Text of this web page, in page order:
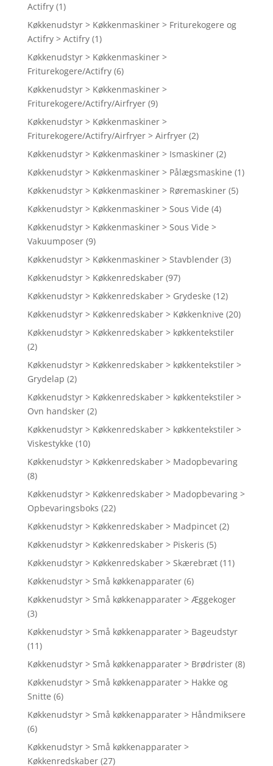
Actifry (1)
Køkkenudstyr > Køkkenmaskiner > Friturekogere og
Actifry > Actifry (1)
Køkkenudstyr > Køkkenmaskiner >
Friturekogere/Actifry (6)
Køkkenudstyr > Køkkenmaskiner >
Friturekogere/Actifry/Airfryer (9)
Køkkenudstyr > Køkkenmaskiner >
Friturekogere/Actifry/Airfryer > Airfryer (2)
Køkkenudstyr > Køkkenmaskiner > Ismaskiner (2)
Køkkenudstyr > Køkkenmaskiner > Pålægsmaskine (1)
Køkkenudstyr > Køkkenmaskiner > Røremaskiner (5)
Køkkenudstyr > Køkkenmaskiner > Sous Vide (4)
Køkkenudstyr > Køkkenmaskiner > Sous Vide >
Vakuumposer (9)
Køkkenudstyr > Køkkenmaskiner > Stavblender (3)
Køkkenudstyr > Køkkenredskaber (97)
Køkkenudstyr > Køkkenredskaber > Grydeske (12)
Køkkenudstyr > Køkkenredskaber > Køkkenknive (20)
Køkkenudstyr > Køkkenredskaber > køkkentekstiler
(2)
Køkkenudstyr > Køkkenredskaber > køkkentekstiler >
Grydelap (2)
Køkkenudstyr > Køkkenredskaber > køkkentekstiler >
Ovn handsker (2)
Køkkenudstyr > Køkkenredskaber > køkkentekstiler >
Viskestykke (10)
Køkkenudstyr > Køkkenredskaber > Madopbevaring
(8)
Køkkenudstyr > Køkkenredskaber > Madopbevaring >
Opbevaringsboks (22)
Køkkenudstyr > Køkkenredskaber > Madpincet (2)
Køkkenudstyr > Køkkenredskaber > Piskeris (5)
Køkkenudstyr > Køkkenredskaber > Skærebræt (11)
Køkkenudstyr > Små køkkenapparater (6)
Køkkenudstyr > Små køkkenapparater > Æggekoger
(3)
Køkkenudstyr > Små køkkenapparater > Bageudstyr
(11)
Køkkenudstyr > Små køkkenapparater > Brødrister (8)
Køkkenudstyr > Små køkkenapparater > Hakke og
Snitte (6)
Køkkenudstyr > Små køkkenapparater > Håndmiksere
(6)
Køkkenudstyr > Små køkkenapparater >
Køkkenredskaber (27)